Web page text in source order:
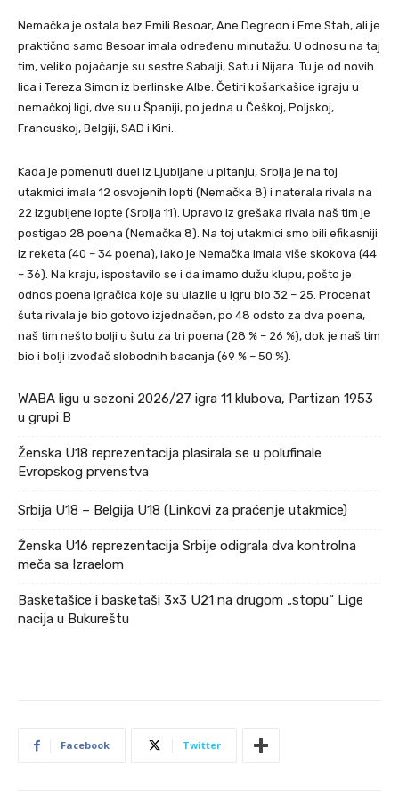
Nemačka je ostala bez Emili Besoar, Ane Degreon i Eme Stah, ali je
praktično samo Besoar imala određenu minutažu. U odnosu na taj
tim, veliko pojačanje su sestre Sabalji, Satu i Nijara. Tu je od novih
lica i Tereza Simon iz berlinske Albe. Četiri košarkašice igraju u
nemačkoj ligi, dve su u Španiji, po jedna u Češkoj, Poljskoj,
Francuskoj, Belgiji, SAD i Kini.
Kada je pomenuti duel iz Ljubljane u pitanju, Srbija je na toj
utakmici imala 12 osvojenih lopti (Nemačka 8) i naterala rivala na
22 izgubljene lopte (Srbija 11). Upravo iz grešaka rivala naš tim je
postigao 28 poena (Nemačka 8). Na toj utakmici smo bili efikasniji
iz reketa (40 – 34 poena), iako je Nemačka imala više skokova (44
– 36). Na kraju, ispostavilo se i da imamo dužu klupu, pošto je
odnos poena igračica koje su ulazile u igru bio 32 – 25. Procenat
šuta rivala je bio gotovo izjednačen, po 48 odsto za dva poena,
naš tim nešto bolji u šutu za tri poena (28 % – 26 %), dok je naš tim
bio i bolji izvođač slobodnih bacanja (69 % – 50 %).
WABA ligu u sezoni 2026/27 igra 11 klubova, Partizan 1953
u grupi B
Ženska U18 reprezentacija plasirala se u polufinale
Evropskog prvenstva
Srbija U18 – Belgija U18 (Linkovi za praćenje utakmice)
Ženska U16 reprezentacija Srbije odigrala dva kontrolna
meča sa Izraelom
Basketašice i basketaši 3×3 U21 na drugom „stopu“ Lige
nacija u Bukureštu
Facebook Twitter